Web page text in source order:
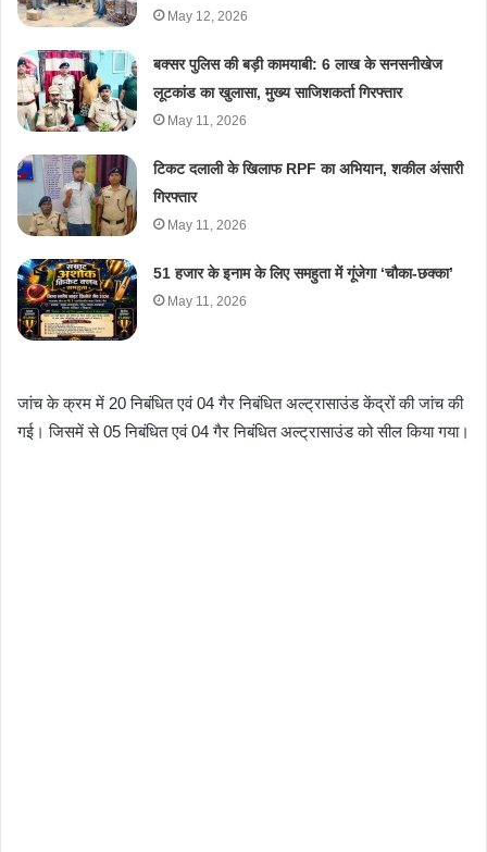
May 12, 2026
बक्सर पुलिस की बड़ी कामयाबी: 6 लाख के सनसनीखेज
लूटकांड का खुलासा, मुख्य साजिशकर्ता गिरफ्तार
May 11, 2026
टिकट दलाली के खिलाफ RPF का अभियान, शकील अंसारी
गिरफ्तार
May 11, 2026
51 हजार के इनाम के लिए समहुता में गूंजेगा ‘चौका-छक्का’
May 11, 2026
जांच के क्रम में 20 निबंधित एवं 04 गैर निबंधित अल्ट्रासाउंड केंद्रों की जांच की
गई। जिसमें से 05 निबंधित एवं 04 गैर निबंधित अल्ट्रासाउंड को सील किया गया।